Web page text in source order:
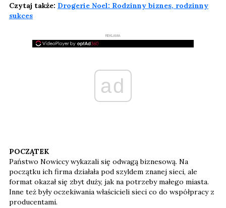
Czytaj także: Drogerie Noel: Rodzinny biznes, rodzinny
sukces
REKLAMA
ad
POCZĄTEK
Państwo Nowiccy wykazali się odwagą biznesową. Na
początku ich firma działała pod szyldem znanej sieci, ale
format okazał się zbyt duży, jak na potrzeby małego miasta.
Inne też były oczekiwania właścicieli sieci co do współpracy z
producentami.